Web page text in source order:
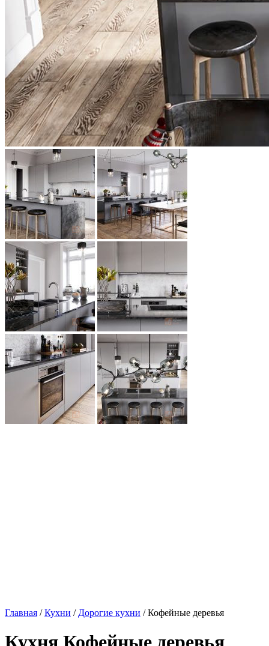
Главная /Кухни / Дорогие кухни / Кофейные деревья